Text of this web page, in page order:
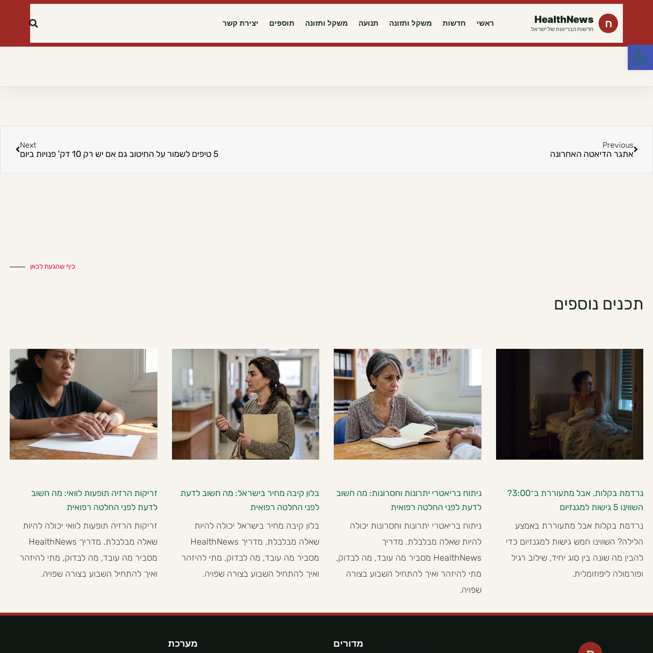
פתח סרגל נגישות
ח HealthNews
חדשות הבריאות של ישראל
ראשי חדשות משקל ותזונה תנועה משקל ותזונה תוספים יצירת קשר
Previous
אתגר הדיאטה האחרונה
Next
5 טיפים לשמור על החיטוב גם אם יש רק 10 דק' פנויות ביום
כיף שהגעת לכאן
תכנים נוספים
נרדמת בקלות, אבל מתעוררת ב־3:00?
השווינו 5 גישות למגנזיום
נרדמת בקלות אבל מתעוררת באמצע
הלילה? השווינו חמש גישות למגנזיום כדי
להבין מה שונה בין סוג יחיד, שילוב רגיל
ופורמולה ליפוזומלית.
ניתוח בריאטרי יתרונות וחסרונות: מה חשוב
לדעת לפני החלטה רפואית
ניתוח בריאטרי יתרונות וחסרונות יכולה
להיות שאלה מבלבלת. מדריך
HealthNews מסביר מה עובד, מה לבדוק,
מתי להיזהר ואיך להתחיל השבוע בצורה
שפויה.
בלון קיבה מחיר בישראל: מה חשוב לדעת
לפני החלטה רפואית
בלון קיבה מחיר בישראל יכולה להיות
שאלה מבלבלת. מדריך HealthNews
מסביר מה עובד, מה לבדוק, מתי להיזהר
ואיך להתחיל השבוע בצורה שפויה.
זריקות הרזיה תופעות לוואי: מה חשוב
לדעת לפני החלטה רפואית
זריקות הרזיה תופעות לוואי יכולה להיות
שאלה מבלבלת. מדריך HealthNews
מסביר מה עובד, מה לבדוק, מתי להיזהר
ואיך להתחיל השבוע בצורה שפויה.
מדורים מערכת